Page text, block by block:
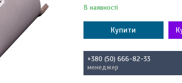
В наявності
Купити
+380 (50) 666-82-33
менеджер